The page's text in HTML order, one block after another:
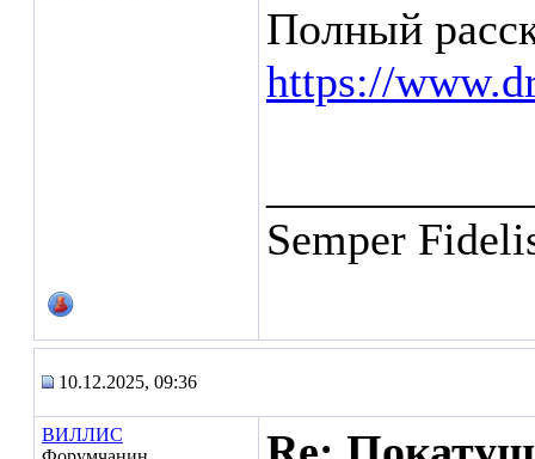
Полный
https://
Semper
10.12.2025, 09:36
ВИЛЛИС